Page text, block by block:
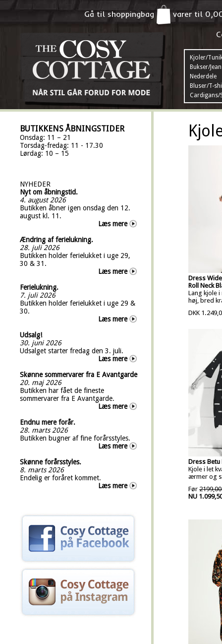
Gå til shoppingbag varer til
Kjoler/
Bukser/
Nederdele
Bluser/T-
Cardigans/
BUTIKKENS ÅBNINGSTIDER
Onsdag: 11 – 21
Torsdag-fredag: 11 - 17.30
Lørdag: 10 – 15
NYHEDER
Nyt om åbningstid.
4. august 2026
Butikken åbner igen onsdag den 12.
august kl. 11.
Læs mere
Ændring af ferielukning.
28. juli 2026
Butikken holder ferielukket i uge 29,
30 & 31.
Læs mere
Ferielukning.
7. juli 2026
Butikken holder ferielukket i uge 29 &
30.
Læs mere
Udsalg!
30. juni 2026
Udsalget starter fredag den 3. juli.
Læs mere
Skønne sommervarer fra E Avantgarde
20. maj 2026
Butikken har fået de fineste
sommervarer fra E Avantgarde.
Læs mere
Endnu mere forår.
28. marts 2026
Butikken bugner af fine forårsstyles.
Læs mere
Skønne forårsstyles.
8. marts 2026
Endelig er foråret kommet.
Læs mere
Dress
Roll Neck
Lang kjole
høj, bred
DKK
Dress Betu
Kjole i let
ærmer og
Før 2199,00
NU